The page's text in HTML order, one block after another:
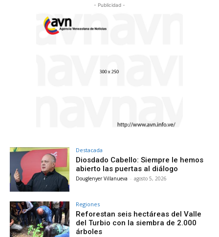
- Publicidad -
Destacada
Diosdado Cabello: Siempre le hemos
abierto las puertas al diálogo
Douglenyer Villanueva - agosto 5, 2026
Regiones
Reforestan seis hectáreas del Valle
del Turbio con la siembra de 2.000
árboles